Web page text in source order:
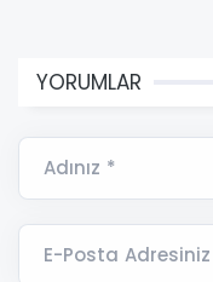
YORUMLAR
Adınız *
E-Posta